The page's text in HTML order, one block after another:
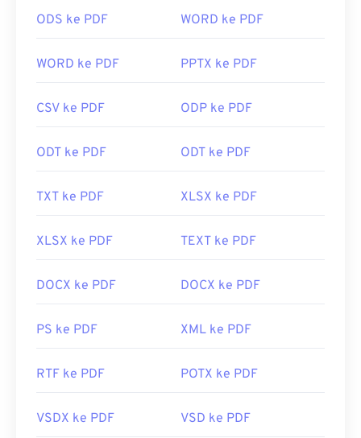
perlukan atau inginkan.
Firefox, dapat membuka PDF sendiri. Anda
on atau ekstensi untuk melakukannya, tetapi
merekomendasikan
SumatraPDF atau
gratis.
Tautan yang berguna:
https://acrobat.adobe.com/us/en/mengapa-
ODS ke PDF WORD ke PDF
WORD ke PDF PPTX ke PDF
CSV ke PDF ODP ke PDF
ODT ke PDF ODT ke PDF
TXT ke PDF XLSX ke PDF
XLSX ke PDF TEXT ke PDF
DOCX ke PDF DOCX ke PDF
PS ke PDF XML ke PDF
RTF ke PDF POTX ke PDF
VSDX ke PDF VSD ke PDF